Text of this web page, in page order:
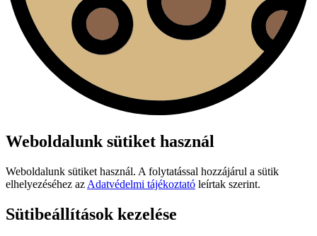
Weboldalunk sütiket használ
Weboldalunk sütiket használ. A folytatással hozzájárul a sütik
elhelyezéséhez az Adatvédelmi tájékoztató leírtak szerint.
Sütibeállítások kezelése